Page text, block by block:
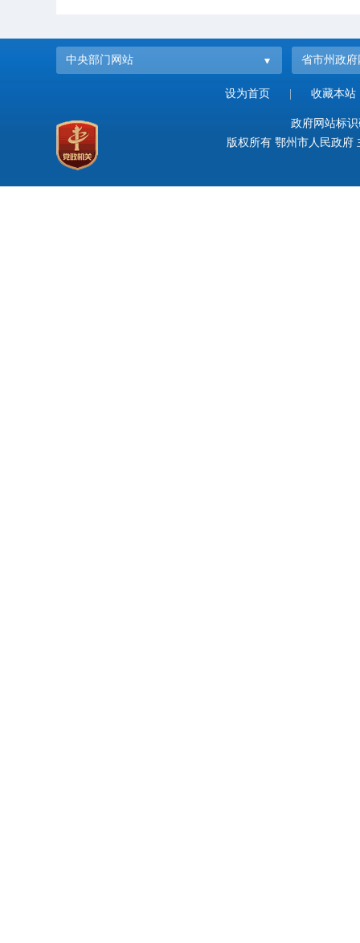
中央部门网站 省市州政府
设为首页 收藏本站
政府网站标
版权所有 鄂州市人民政府